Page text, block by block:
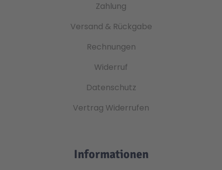
Zahlung
Versand & Rückgabe
Rechnungen
Widerruf
Datenschutz
Vertrag Widerrufen
Informationen